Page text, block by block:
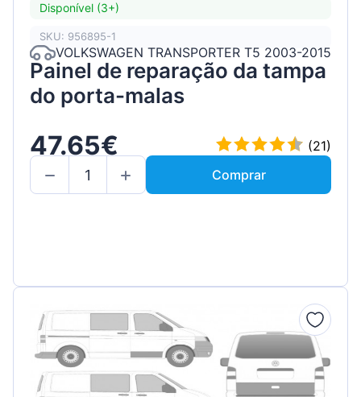
Disponível (3+)
SKU: 956895-1
VOLKSWAGEN TRANSPORTER T5 2003-2015
Painel de reparação da tampa
do porta-malas
47.65€
(21)
Comprar